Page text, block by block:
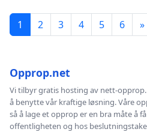
1 2 3 4 5 6 »
Opprop.net
Vi tilbyr gratis hosting av nett-
å benytte vår kraftige løsning. Våre
så å lage et opprop er en bra måte å
offentligheten og hos